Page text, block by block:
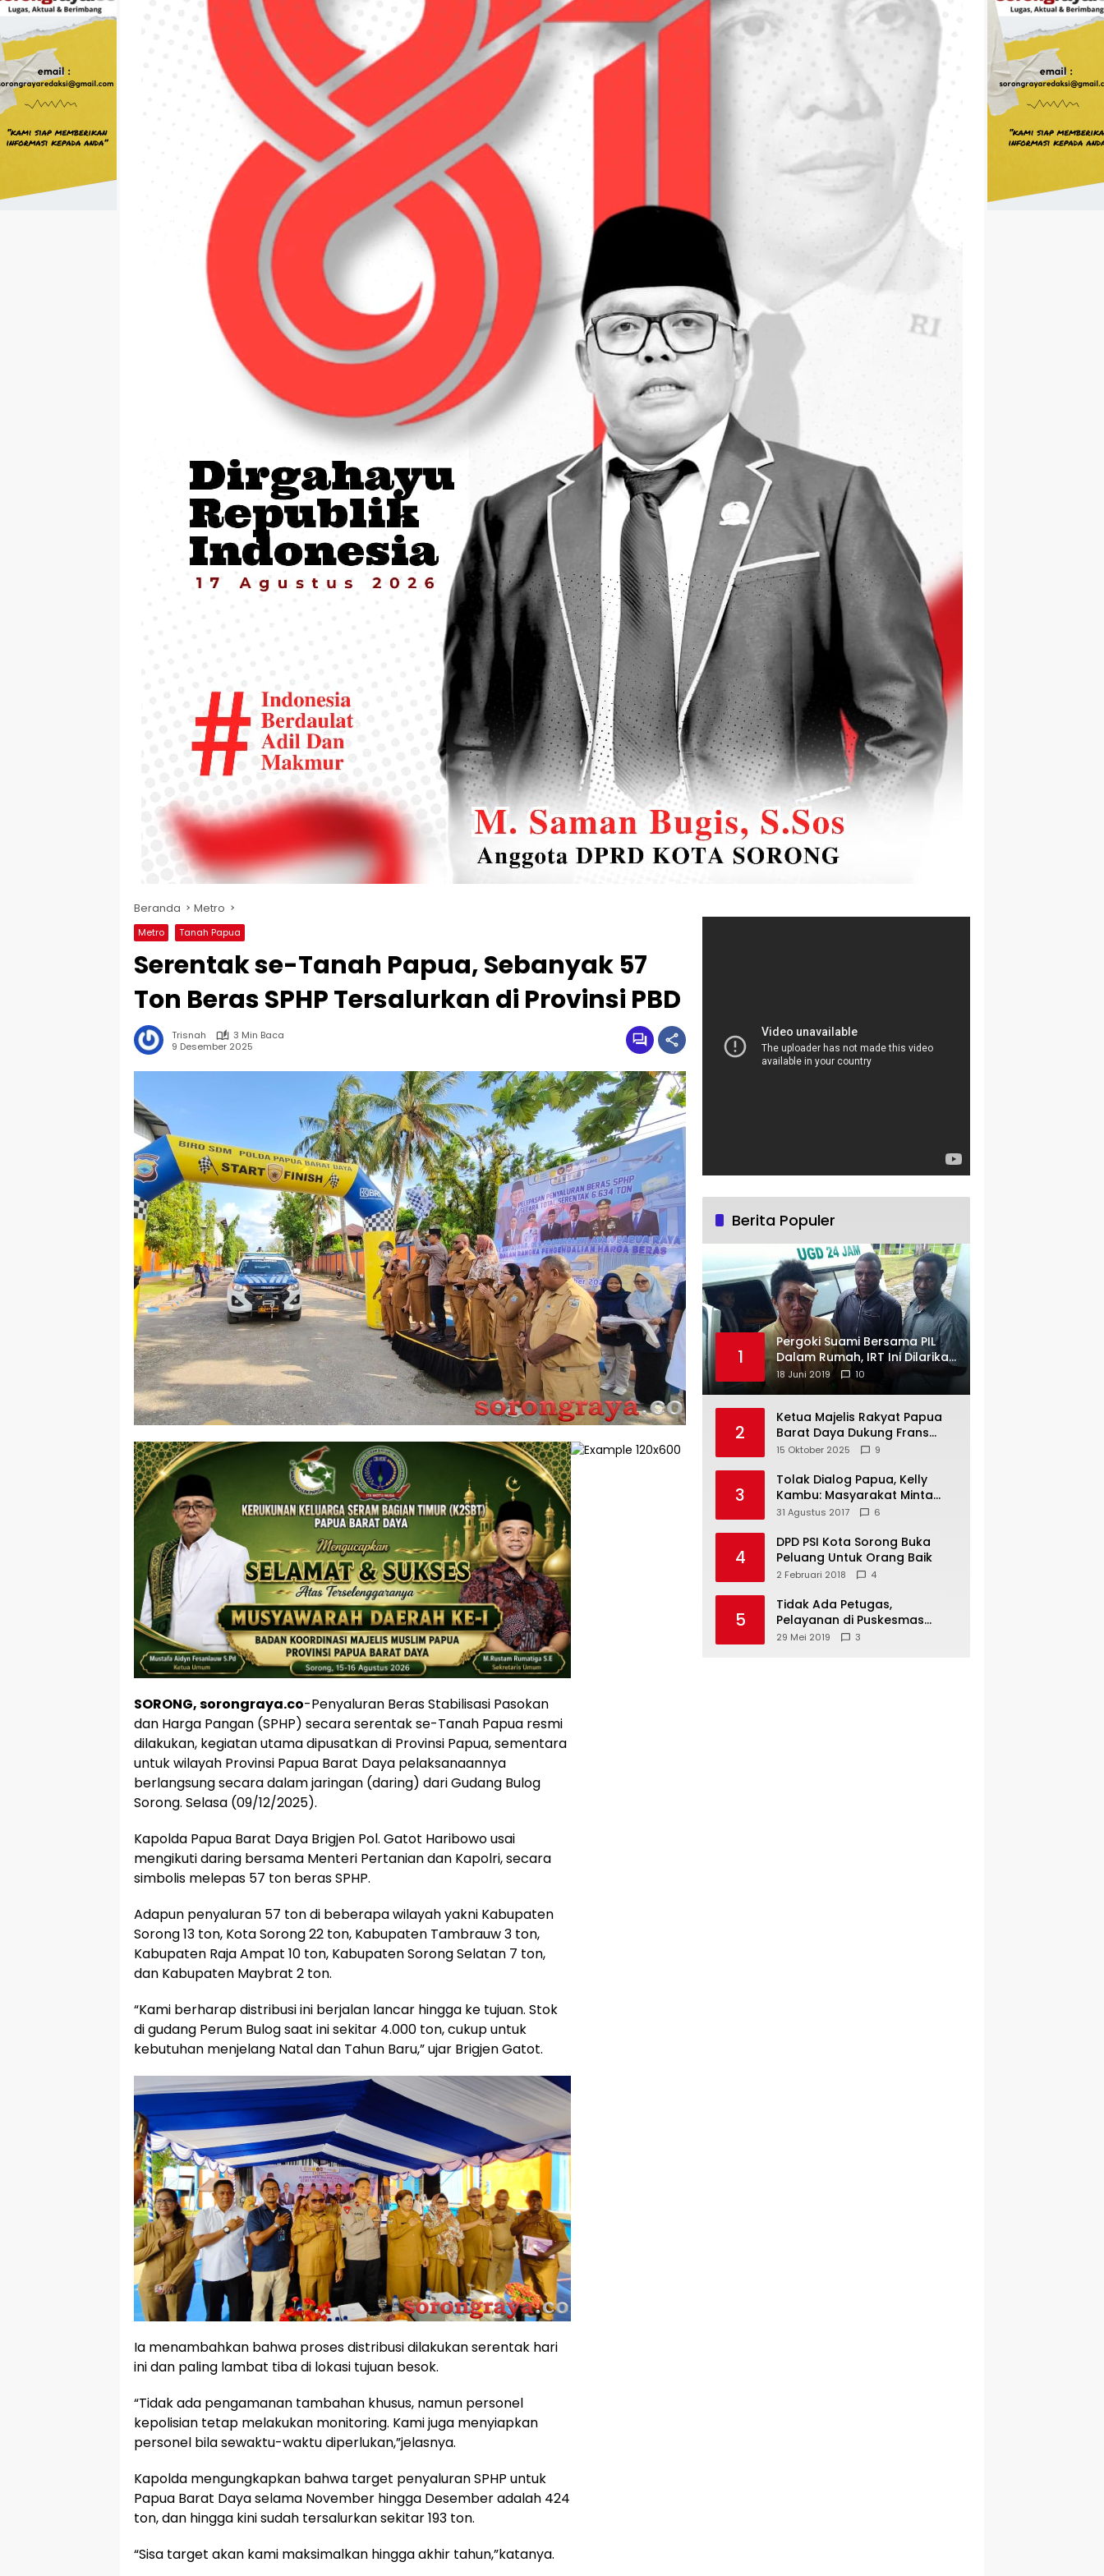
Beranda Metro
Metro Tanah Papua
Serentak se-Tanah Papua, Sebanyak 57
Ton Beras SPHP Tersalurkan di Provinsi PBD
Trisnah
3 Min Baca
9 Desember 2025
SORONG, sorongraya.co-Penyaluran Beras Stabilisasi Pasokan
dan Harga Pangan (SPHP) secara serentak se-Tanah Papua resmi
dilakukan, kegiatan utama dipusatkan di Provinsi Papua, sementara
untuk wilayah Provinsi Papua Barat Daya pelaksanaannya
berlangsung secara dalam jaringan (daring) dari Gudang Bulog
Sorong. Selasa (09/12/2025).
Kapolda Papua Barat Daya Brigjen Pol. Gatot Haribowo usai
mengikuti daring bersama Menteri Pertanian dan Kapolri, secara
simbolis melepas 57 ton beras SPHP.
Adapun penyaluran 57 ton di beberapa wilayah yakni Kabupaten
Sorong 13 ton, Kota Sorong 22 ton, Kabupaten Tambrauw 3 ton,
Kabupaten Raja Ampat 10 ton, Kabupaten Sorong Selatan 7 ton,
dan Kabupaten Maybrat 2 ton.
“Kami berharap distribusi ini berjalan lancar hingga ke tujuan. Stok
di gudang Perum Bulog saat ini sekitar 4.000 ton, cukup untuk
kebutuhan menjelang Natal dan Tahun Baru,” ujar Brigjen Gatot.
Ia menambahkan bahwa proses distribusi dilakukan serentak hari
ini dan paling lambat tiba di lokasi tujuan besok.
“Tidak ada pengamanan tambahan khusus, namun personel
kepolisian tetap melakukan monitoring. Kami juga menyiapkan
personel bila sewaktu-waktu diperlukan,”jelasnya.
Kapolda mengungkapkan bahwa target penyaluran SPHP untuk
Papua Barat Daya selama November hingga Desember adalah 424
ton, dan hingga kini sudah tersalurkan sekitar 193 ton.
“Sisa target akan kami maksimalkan hingga akhir tahun,”katanya.
Berita Populer
1
Pergoki Suami Bersama PIL
Dalam Rumah, IRT Ini Dilarikan
ke RS
18 Juni 2019 10
2
Ketua Majelis Rakyat Papua
Barat Daya Dukung Frans
Pigome Sebagai Presidir PT
15 Oktober 2025 9
3
Tolak Dialog Papua, Kelly
Kambu: Masyarakat Minta
Pemekaran
31 Agustus 2017 6
4
DPD PSI Kota Sorong Buka
Peluang Untuk Orang Baik
2 Februari 2018 4
5
Tidak Ada Petugas,
Pelayanan di Puskesmas
Mare-Maybrat Lumpuh
29 Mei 2019 3